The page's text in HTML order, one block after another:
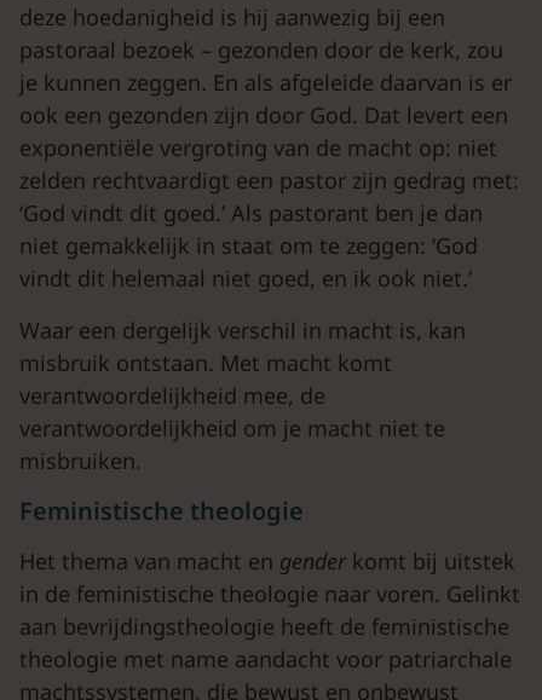
deze hoedanigheid is hij aanwezig bij een
pastoraal bezoek – gezonden door de kerk, zou
je kunnen zeggen. En als afgeleide daarvan is er
ook een gezonden zijn door God. Dat levert een
exponentiële vergroting van de macht op: niet
zelden rechtvaardigt een pastor zijn gedrag met:
‘God vindt dit goed.’ Als pastorant ben je dan
niet gemakkelijk in staat om te zeggen: ‘God
vindt dit helemaal niet goed, en ik ook niet.’
Waar een dergelijk verschil in macht is, kan
misbruik ontstaan. Met macht komt
verantwoordelijkheid mee, de
verantwoordelijkheid om je macht niet te
misbruiken.
Feministische theologie
Het thema van macht en gender komt bij uitstek
in de feministische theologie naar voren. Gelinkt
aan bevrijdingstheologie heeft de feministische
theologie met name aandacht voor patriarchale
machtssystemen, die bewust en onbewust